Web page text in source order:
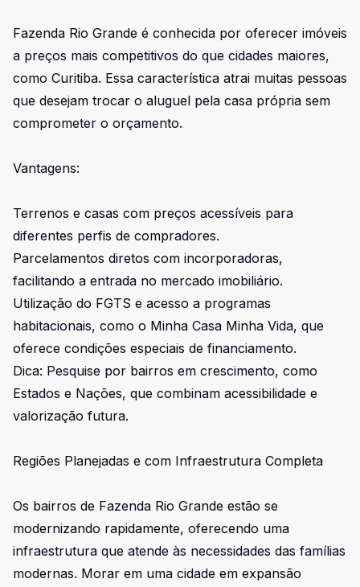
Fazenda Rio Grande é conhecida por oferecer imóveis
a preços mais competitivos do que cidades maiores,
como Curitiba. Essa característica atrai muitas pessoas
que desejam trocar o aluguel pela casa própria sem
comprometer o orçamento.
Vantagens:
Terrenos e casas com preços acessíveis para
diferentes perfis de compradores.
Parcelamentos diretos com incorporadoras,
facilitando a entrada no mercado imobiliário.
Utilização do FGTS e acesso a programas
habitacionais, como o Minha Casa Minha Vida, que
oferece condições especiais de financiamento.
Dica: Pesquise por bairros em crescimento, como
Estados e Nações, que combinam acessibilidade e
valorização futura.
Regiões Planejadas e com Infraestrutura Completa
Os bairros de Fazenda Rio Grande estão se
modernizando rapidamente, oferecendo uma
infraestrutura que atende às necessidades das famílias
modernas. Morar em uma cidade em expansão